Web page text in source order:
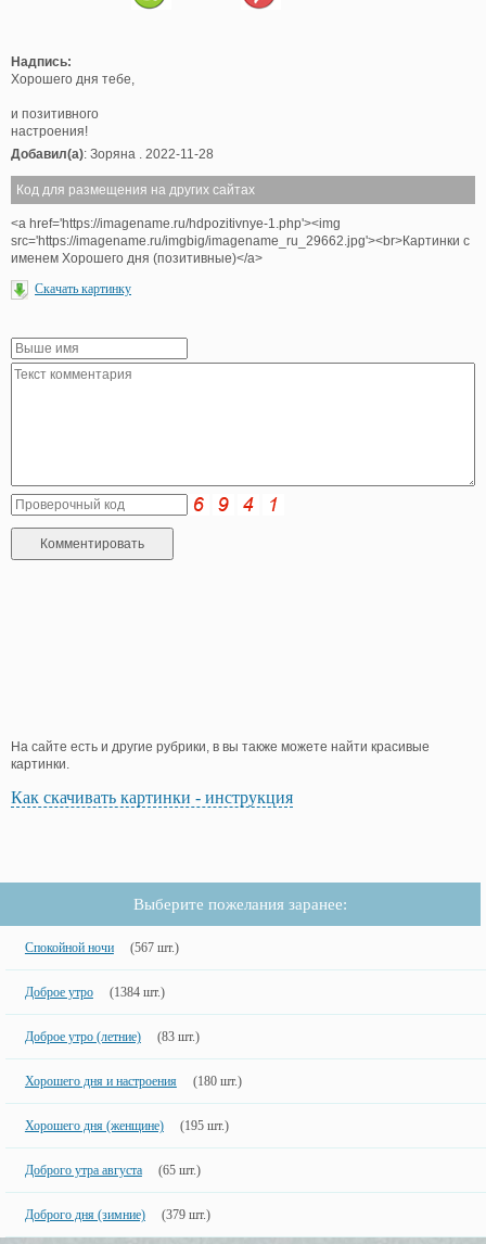
Надпись:
Хорошего дня тебе,
и позитивного
настроения!
Добавил(а): Зоряна . 2022-11-28
Код для размещения на других сайтах
<a href='https://imagename.ru/hdpozitivnye-1.php'><img
src='https://imagename.ru/imgbig/imagename_ru_29662.jpg'><br>Картинки с
именем Хорошего дня (позитивные)</a>
Скачать картинку
На сайте есть и другие рубрики, в вы также можете найти красивые
картинки.
Как скачивать картинки - инструкция
Выберите пожелания заранее:
Спокойной ночи (567 шт.)
Доброе утро (1384 шт.)
Доброе утро (летние) (83 шт.)
Хорошего дня и настроения (180 шт.)
Хорошего дня (женщине) (195 шт.)
Доброго утра августа (65 шт.)
Доброго дня (зимние) (379 шт.)